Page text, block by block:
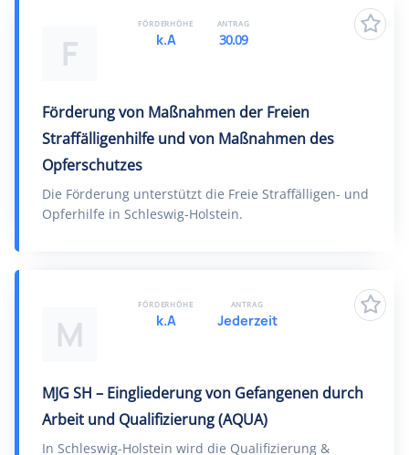
F
Förderung von Maßnahmen der Freien
Straffälligenhilfe und von Maßnahmen des
Opferschutzes
Die Förderung unterstützt die Freie Straffälligen- und
Opferhilfe in Schleswig-Holstein.
FÖRDERHÖHE
k.A
ANTRAG
30.09
M
MJG SH – Eingliederung von Gefangenen durch
Arbeit und Qualifizierung (AQUA)
In Schleswig-Holstein wird die Qualifizierung &
FÖRDERHÖHE
k.A
ANTRAG
Jederzeit